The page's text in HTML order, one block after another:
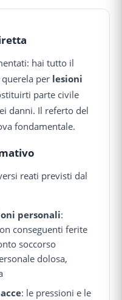
hai tutto il
per lesioni
parte civile
danni. Il referto del
fondamentale.
reati previsti dal
personali:
conseguenti ferite
soccorso
dolosa,
: le pressioni e le